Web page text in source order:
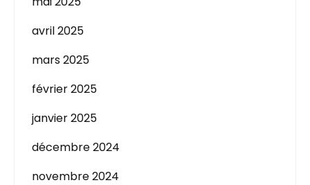
avril 2025
mars 2025
février 2025
janvier 2025
décembre 2024
novembre 2024